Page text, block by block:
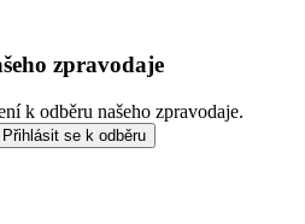
zpravodaje
k odběru našeho zpravodaje.
Přihlásit se k odběru